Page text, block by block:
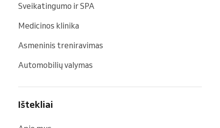
Sveikatingumo ir SPA
Medicinos klinika
Asmeninis treniravimas
Automobilių valymas
Ištekliai